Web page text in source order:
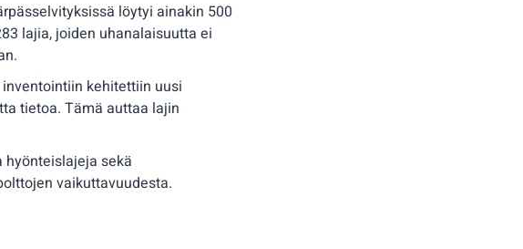
löytyi ainakin 500
lajia, joiden uhanalaisuutta ei
kehitettiin uusi
tietoa. Tämä auttaa lajin
sekä
vaikuttavuudesta.